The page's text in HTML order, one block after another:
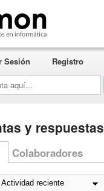
Sesión Registro
y respuestas
Colaboradores